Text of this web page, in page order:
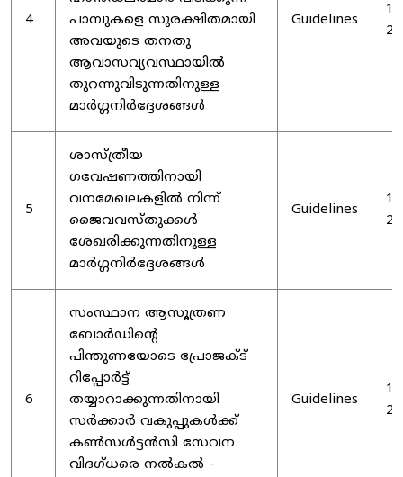
4
പാമ്പുകളെ സുരക്ഷിതമായി
അവയുടെ തനതു
ആവാസവ്യവസ്ഥായിൽ
തുറന്നുവിടുന്നതിനുള്ള
മാർഗ്ഗനിർദ്ദേശങ്ങൾ
Guidelines
5
ശാസ്ത്രീയ
ഗവേഷണത്തിനായി
വനമേഖലകളിൽ നിന്ന്
ജൈവവസ്തുക്കൾ
ശേഖരിക്കുന്നതിനുള്ള
മാർഗ്ഗനിർദ്ദേശങ്ങൾ
Guidelines
6
സംസ്ഥാന ആസൂത്രണ
ബോർഡിൻ്റെ
പിന്തുണയോടെ പ്രോജക്ട്
റിപ്പോർട്ട്
തയ്യാറാക്കുന്നതിനായി
സർക്കാർ വകുപ്പുകൾക്ക്
കൺസൾട്ടൻസി സേവന
വിദഗ്ധരെ നൽകൽ -
Guidelines